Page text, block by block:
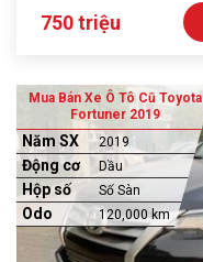
750 triệu
Mua Bán Xe Ô Tô Cũ Toyota
Fortuner 2019
Năm SX 2019
Động cơ Dầu
Hộp số Số Sàn
Odo 120,000 km